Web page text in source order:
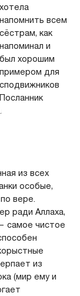
хотела
напомнить всем
сёстрам, как
напоминал и
был хорошим
примером для
сподвижников
Посланник
из всех
особые,
вере.
ради Аллаха,
самое чистое
из
(мир ему и